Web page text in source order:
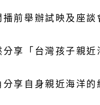
播前舉辦試映及座
分享「台灣孩子親
分享自身親近海洋